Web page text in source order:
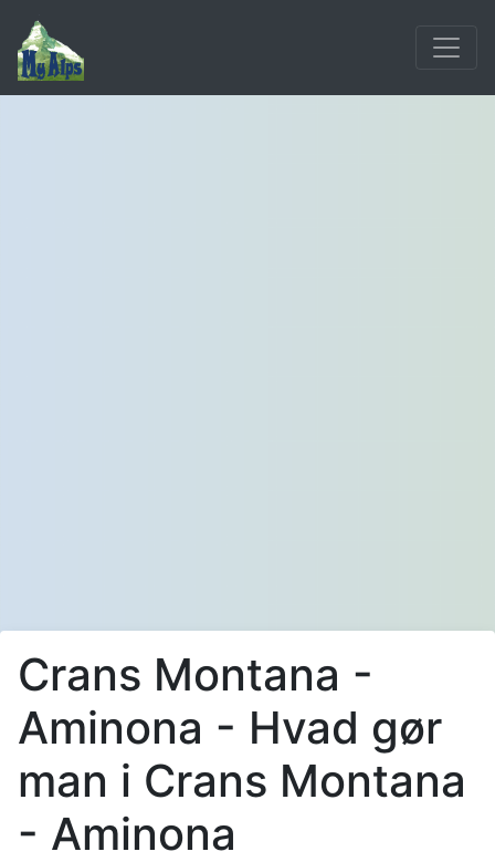
Crans Montana -
Aminona - Hvad gør
man i Crans Montana
- Aminona